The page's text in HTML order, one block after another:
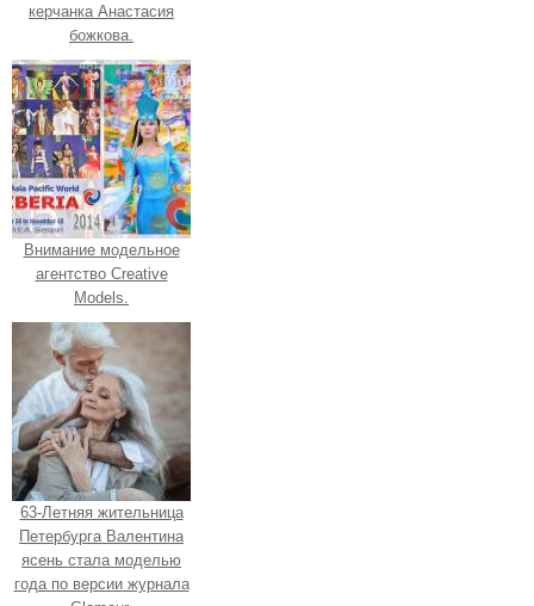
керчанка Анастасия
божкова.
Внимание модельное
агентство Creative
Models.
63-Летняя жительница
Петербурга Валентина
ясень стала моделью
года по версии журнала